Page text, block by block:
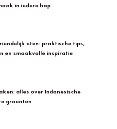
in iedere hap
eten: praktische tips,
en smaakvolle inspiratie
alles over Indonesische
groenten